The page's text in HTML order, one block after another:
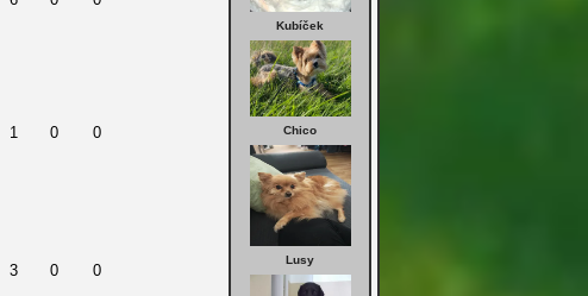
Kubíček
Chico
Lusy
1 0 0
3 0 0